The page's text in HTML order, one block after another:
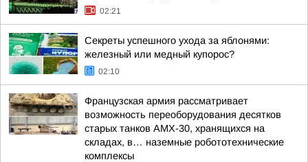
02:21
Секреты успешного ухода за яблонями:
железный или медный купорос?
02:10
Французская армия рассматривает
возможность переоборудования десятков
старых танков AMX-30, хранящихся на
складах, в… наземные робототехнические
комплексы